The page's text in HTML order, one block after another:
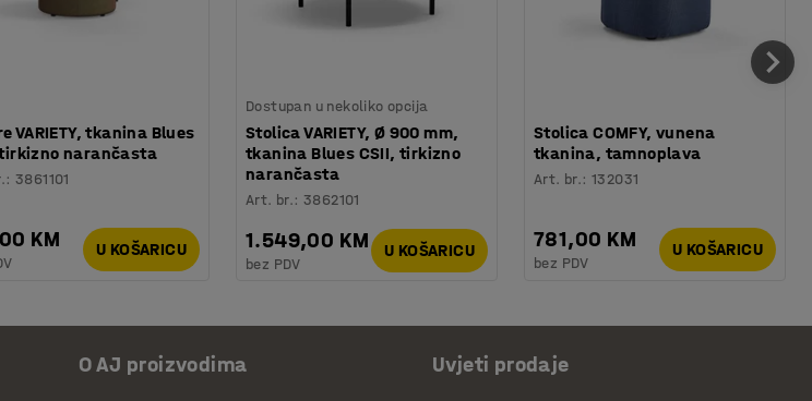
VARIETY, tkanina Blues
narančasta
:3861101
KM U KOŠARICU
Dostupan u nekoliko opcija
Stolica VARIETY, Ø 900 mm,
tkanina Blues CSII, tirkizno
narančasta
Art. br.:3862101
1.549,00 KM
bez PDV
U KOŠARICU
Stolica COMFY, vunena
tkanina, tamnoplava
Art. br.:132031
781,00 KM
bez PDV
U KOŠARICU
O AJ proizvodima Uvjeti prodaje